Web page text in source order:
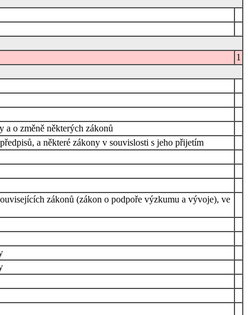
1
a o změně některých zákonů
a některé zákony v souvislosti s jeho přijetím
zákonů (zákon o podpoře výzkumu a vývoje), ve